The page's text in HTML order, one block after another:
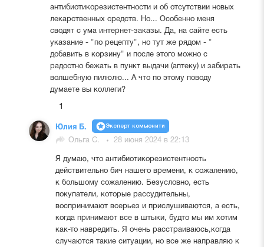
антибиотикорезистентности и об отсутствии новых
лекарственных средств. Но... Особенно меня
сводят с ума интернет-заказы. Да, на сайте есть
указание - "по рецепту", но тут же рядом - "
добавить в корзину" и после этого можно с
радостно бежать в пункт выдачи (аптеку) и забирать
волшебную пилюлю... А что по этому поводу
думаете вы коллеги?
1
Юлия Б. Эксперт комьюнити
Ольга С. 28 июня 2024 в 22:13
Я думаю, что антибиотикорезистентность
действительно бич нашего времени, к сожалению,
к большому сожалению. Безусловно, есть
покупатели, которые рассудительны,
воспринимают всерьез и прислушиваются, а есть,
когда принимают все в штыки, будто мы им хотим
как-то навредить. Я очень расстраиваюсь,когда
случаются такие ситуации, но все же направляю к